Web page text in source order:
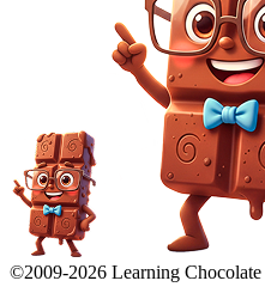
©2009-2026 Learning Chocolate